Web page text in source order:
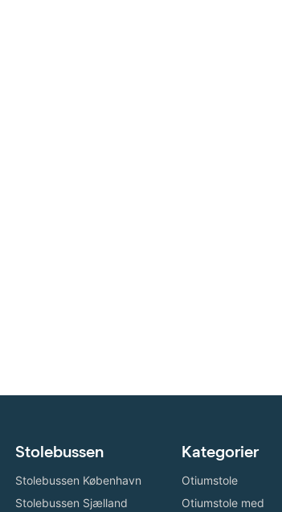
Stolebussen
Stolebussen København
Stolebussen Sjælland
Kategorier
Otiumstole
Otiumstole med